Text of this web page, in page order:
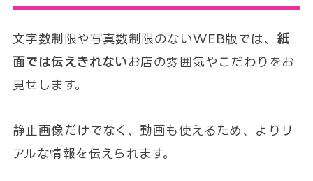
文字数制限や写真数制限のないWEB版では、 紙
面では伝えきれないお店の雰囲気やこだわりをお
見せします。
静止画像だけでなく、動画も使えるため、よりリ
アルな情報を伝えられます。